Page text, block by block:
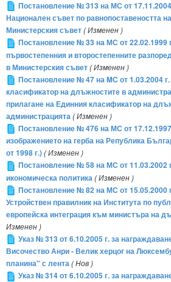
Постановление № 313 на МС от
Национален съвет по равнопоставеността
Министерския съвет( Изменен )
Постановление № 33 на МС от 22.02.1999
първостепенния и второстепенните
в Министерския съвет( Изменен )
Постановление № 47 на MС от 1.03.2004
класификатор на длъжностите в
прилагане на Единния класификатор на
администрацията( Изменен )
Постановление № 476 на МС от 17.12.1997
изображението на герба на Република
от 1998 г.)( Изменен )
Постановление № 58 на МС от 11.03.2002
икономическа политика( Изменен )
Постановление № 82 на МС от 15.05.2000
Устройствен правилник на Института по
европейска интеграция към министъра на
Изменен )
Указ № 313 от 6.10.2005 г. за
Височество Анри - Велик херцог на
планина" с лента( Нов )
Указ № 314 от 6.10.2005 г. за